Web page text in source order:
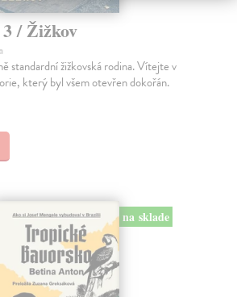
/ Žižkov
standardní žižkovská rodina. Vítejte v
který byl všem otevřen dokořán.
na sklade